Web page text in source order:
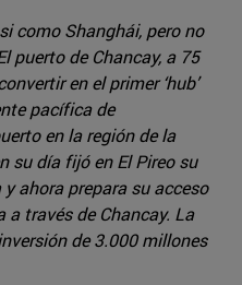
como Shanghái, pero no
puerto de Chancay, a 75
en el primer ‘hub’
pacífica de
en la región de la
su día fijó en El Pireo su
ahora prepara su acceso
a través de Chancay. La
de 3.000 millones